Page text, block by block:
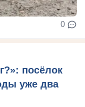
0
посёлок
уже два